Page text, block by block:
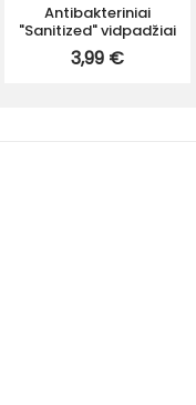
Antibakteriniai
"Sanitized" vidpadžiai
3,99 €